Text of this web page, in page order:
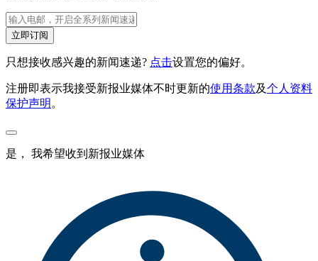
立即订阅
只想接收感兴趣的新闻速递? 点击设置您的偏好。
注册即表示我接受新报业媒体不时更新的使用条款及个人资料
保护声明。
是， 我希望收到新报业媒体